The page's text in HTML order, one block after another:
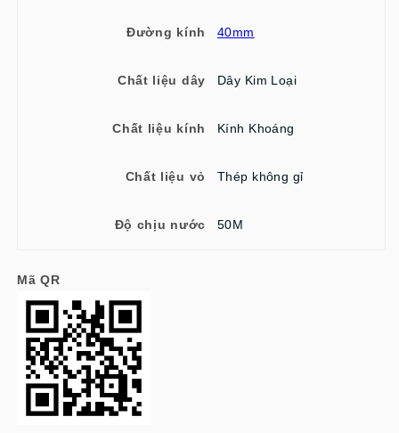
Đường kính 40mm
Chất liệu dây Dây Kim Loại
Chất liệu kính Kính Khoáng
Chất liệu vỏ Thép không gỉ
Độ chịu nước 50M
Mã QR